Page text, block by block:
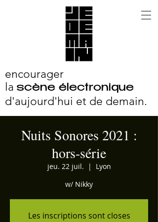
encourager
la scène électronique
d'aujourd'hui et de demain.
Nuits Sonores 2021 :
hors-série
jeu. 22 juil.
  |
Lyon
w/ Nikky
Les inscriptions sont closes